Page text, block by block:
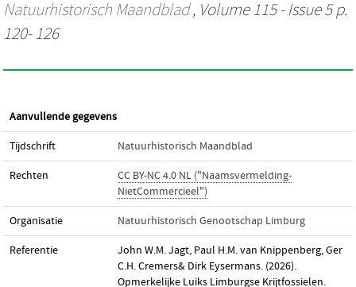
Natuurhistorisch Maandblad, Volume 115 - Issue 5 p.
120- 126
Aanvullende gegevens
Tijdschrift Natuurhistorisch Maandblad
Rechten
CC BY-NC 4.0 NL ("Naamsvermelding-
NietCommercieel")
Organisatie Natuurhistorisch Genootschap Limburg
Referentie
John W.M. Jagt, Paul H.M. van Knippenberg, Ger
C.H. Cremers& Dirk Eysermans. (2026).
Opmerkelijke Luiks Limburgse Krijtfossielen.